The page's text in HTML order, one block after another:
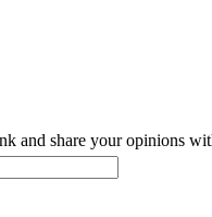
and share your opinions